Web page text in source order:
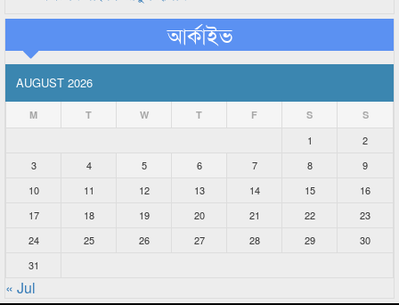
আর্কাইভ
AUGUST 2026
M T W T F S S
1
2
3
4 5 6 7 8
9
10
11 12 13 14 15
16
17
18 19 20 21 22
23
24
25 26 27 28 29
30
31
« Jul